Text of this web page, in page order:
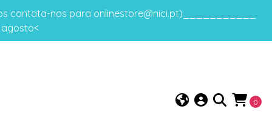
contata-nos para onlinestore@nici.pt)___________
agosto<
0